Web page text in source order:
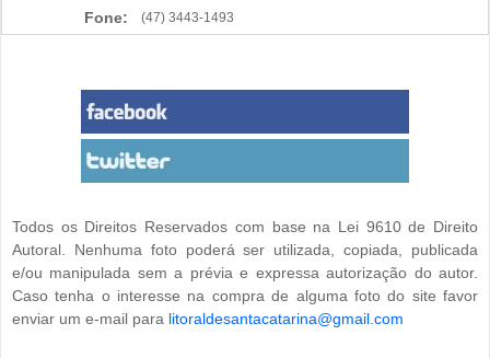
Fone: (47) 3443-1493
Todos os Direitos Reservados com base na Lei 9610 de Direito
Autoral. Nenhuma foto poderá ser utilizada, copiada, publicada
e/ou manipulada sem a prévia e expressa autorização do autor.
Caso tenha o interesse na compra de alguma foto do site favor
enviar um e-mail para litoraldesantacatarina@gmail.com